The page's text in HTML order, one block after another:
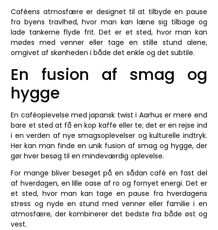
Caféens atmosfære er designet til at tilbyde en pause
fra byens travlhed, hvor man kan læne sig tilbage og
lade tankerne flyde frit. Det er et sted, hvor man kan
mødes med venner eller tage en stille stund alene,
omgivet af skønheden i både det enkle og det subtile.
En fusion af smag og
hygge
En caféoplevelse med japansk twist i Aarhus er mere end
bare et sted at få en kop kaffe eller te; det er en rejse ind
i en verden af nye smagsoplevelser og kulturelle indtryk.
Her kan man finde en unik fusion af smag og hygge, der
gør hver besøg til en mindeværdig oplevelse.
For mange bliver besøget på en sådan café en fast del
af hverdagen, en lille oase af ro og fornyet energi. Det er
et sted, hvor man kan tage en pause fra hverdagens
stress og nyde en stund med venner eller familie i en
atmosfære, der kombinerer det bedste fra både øst og
vest.